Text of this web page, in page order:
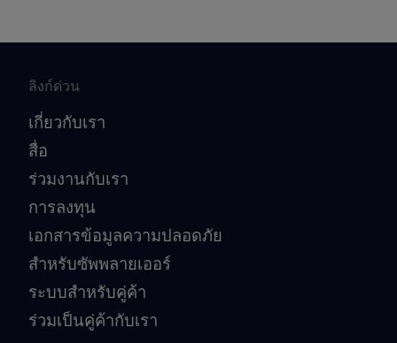
ลิงก์ด่วน
เกี่ยวกับเรา
สื่อ
ร่วมงานกับเรา
การลงทุน
เอกสารข้อมูลความปลอดภัย
สำหรับซัพพลายเออร์
ระบบสำหรับคู่ค้า
ร่วมเป็นคู่ค้ากับเรา